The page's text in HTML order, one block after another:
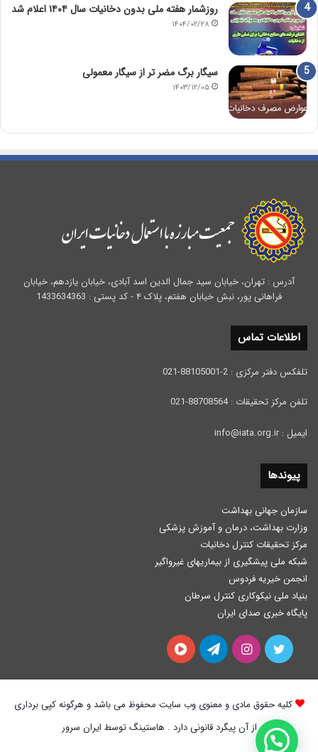
روزشمار هفته ملی بدون دخانیات سال ۱۴۰۴ اعلام شد
۱۴۰۴/۰۲/۲۸
سیگار برگ مضر تر از سیگار معمولی
۱۴۰۳/۱۲/۰۵
آدرس : تهران، خیابان سید جمال الدین اسد آبادی، خیابان یازدهم، خیابان
فراهانی پور، نبش خیابان هفتم، پلاک ۴ - کد پستی : 1433634363
اطلاعات تماس
تلفکس دفتر مرکزی : 2-88105001-021
تلفن مرکز تحقیقات : 88708564-021
ایمیل : info@iata.org.ir
پیوندها
سازمان جهانی بهداشت
وزارت بهداشت، درمان و آموزش پزشكی
مرکز تحقیقات کنترل دخانیات
شبکه ملی پیشگیری از بیماریهای غیرواگیر
انجمن خیریه فردوس
بنیاد ملی نیکوکاری کنترل سرطان
پایگاه خبری صدای ایران
توییتر اینستاگرامتلگرام آپارات
کلیه حقوق مادی و معنوی وب سایت محفوظ می باشد و هرگونه کپی برداری
از آن پیگرد قانونی دارد . هاستینگ توسط ایران سرور